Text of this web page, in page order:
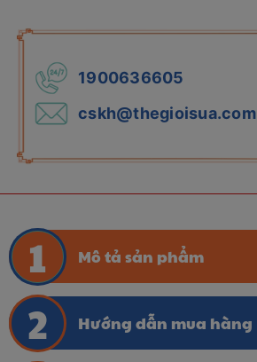
1900636605
cskh@thegioisua.com
Mô tả sản phẩm
Hướng dẫn mua hàng